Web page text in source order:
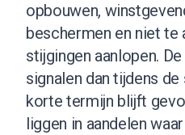
opbouwen,
beschermen en niet te
stijgingen aanlopen.
signalen dan tijdens
korte termijn blijft
liggen in aandelen